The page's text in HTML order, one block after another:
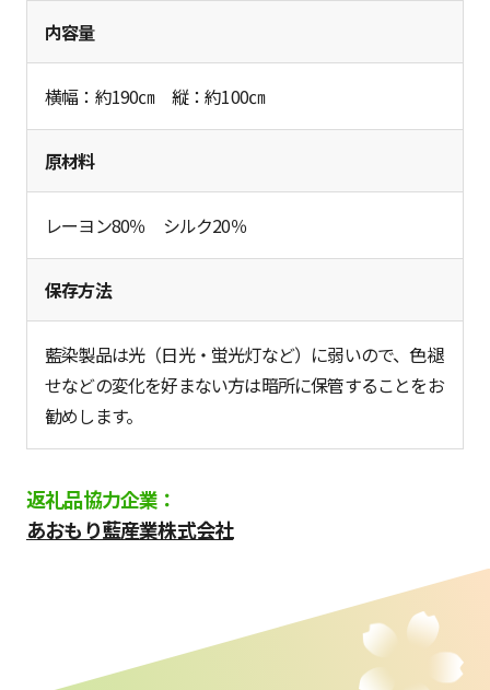
内容量
横幅：約190㎝ 縦：約100㎝
原材料
レーヨン80％ シルク20％
保存方法
藍染製品は光（日光・蛍光灯など）に弱いので、色褪
せなどの変化を好まない方は暗所に保管することをお
勧めします。
返礼品協力企業：
あおもり藍産業株式会社